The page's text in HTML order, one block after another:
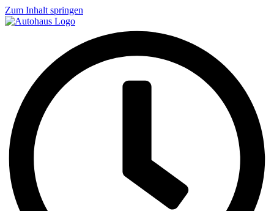
Zum Inhalt springen